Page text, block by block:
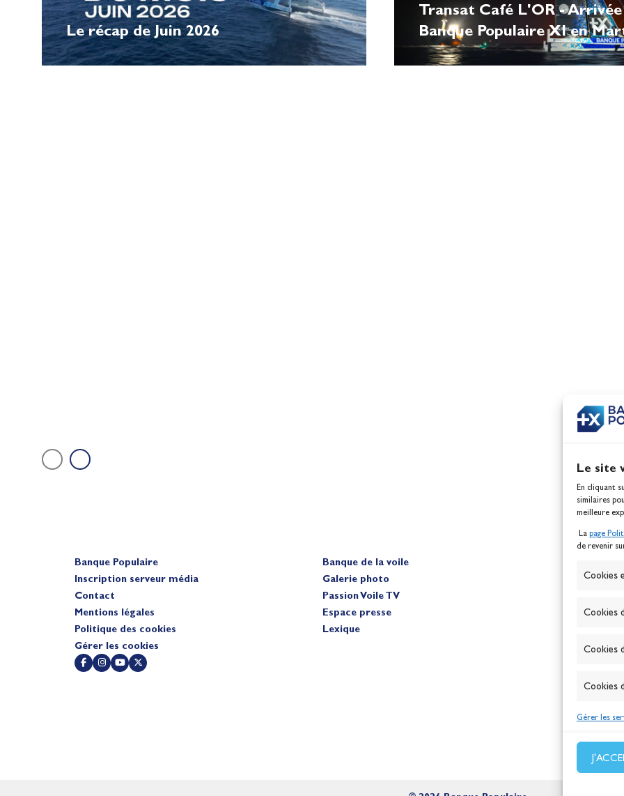
Le site
En cliquant
similaires
meilleure
La page
de revenir
Cookies
Cookies
Cookies
Cookies
Gérer les
Le récap de Juin 2026
Transat Café L'OR -
Banque Populaire XI en
Banque Populaire
Inscription serveur média
Contact
Mentions légales
Politique des cookies
Gérer les cookies
Banque de la voile
Galerie photo
Passion Voile TV
Espace presse
Lexique